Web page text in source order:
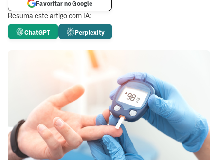
Resuma este artigo com IA:
ChatGPT Perplexity
Favoritar no Google